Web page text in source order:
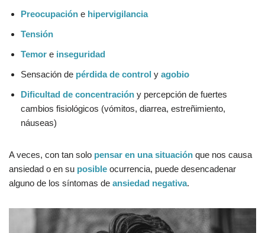
Preocupación e hipervigilancia
Tensión
Temor e inseguridad
Sensación de pérdida de control y agobio
Dificultad de concentración y percepción de fuertes
cambios fisiológicos (vómitos, diarrea, estreñimiento,
náuseas)
A veces, con tan solo pensar en una situación que nos causa
ansiedad o en su posible ocurrencia, puede desencadenar
alguno de los síntomas de ansiedad negativa.